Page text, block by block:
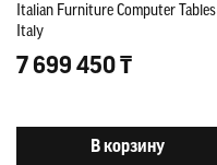
Italian Furniture Computer Tables
Italy
7 699 450 ₸
В корзину